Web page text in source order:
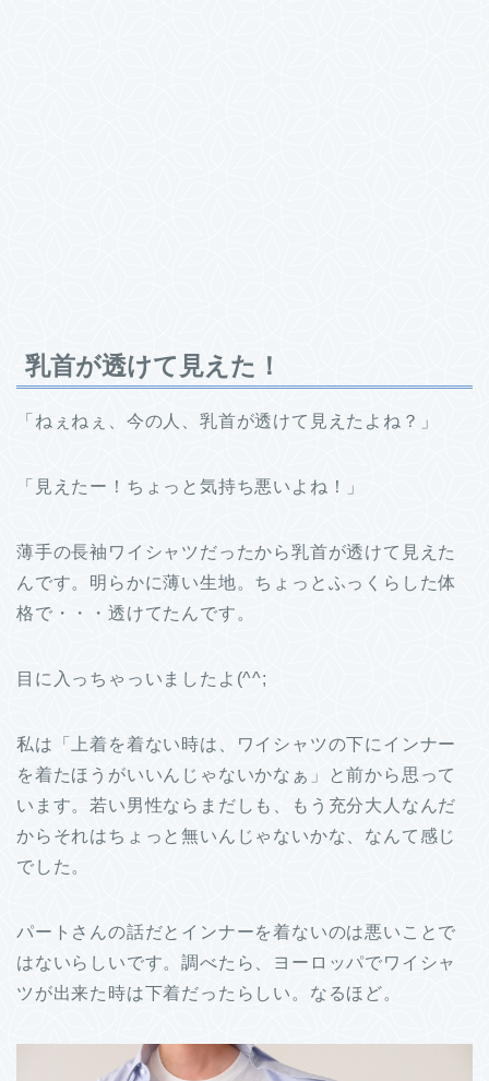
乳首が透けて見えた！
「ねぇねぇ、今の人、乳首が透けて見えたよね？」
「見えたー！ちょっと気持ち悪いよね！」
薄手の長袖ワイシャツだったから乳首が透けて見えた
んです。明らかに薄い生地。ちょっとふっくらした体
格で・・・透けてたんです。
目に入っちゃっいましたよ(^^;
私は「上着を着ない時は、ワイシャツの下にインナー
を着たほうがいいんじゃないかなぁ」と前から思って
います。若い男性ならまだしも、もう充分大人なんだ
からそれはちょっと無いんじゃないかな、なんて感じ
でした。
パートさんの話だとインナーを着ないのは悪いことで
はないらしいです。調べたら、ヨーロッパでワイシャ
ツが出来た時は下着だったらしい。なるほど。